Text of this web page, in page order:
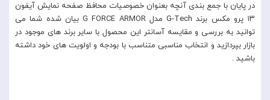
در پایان با جمع بندی آنچه بعنوان خصوصیات محافظ صفحه نمایش آیفون
۱۳ پرو مکس برند G-Tech مدل G FORCE ARMOR بیان شده شما می
توانید به بررسی و مقایسه آسانتر این محصول با سایر برند های موجود در
بازار بپردازید و انتخاب مناسبی متناسب با بودجه و اولویت های خود داشته
باشید .